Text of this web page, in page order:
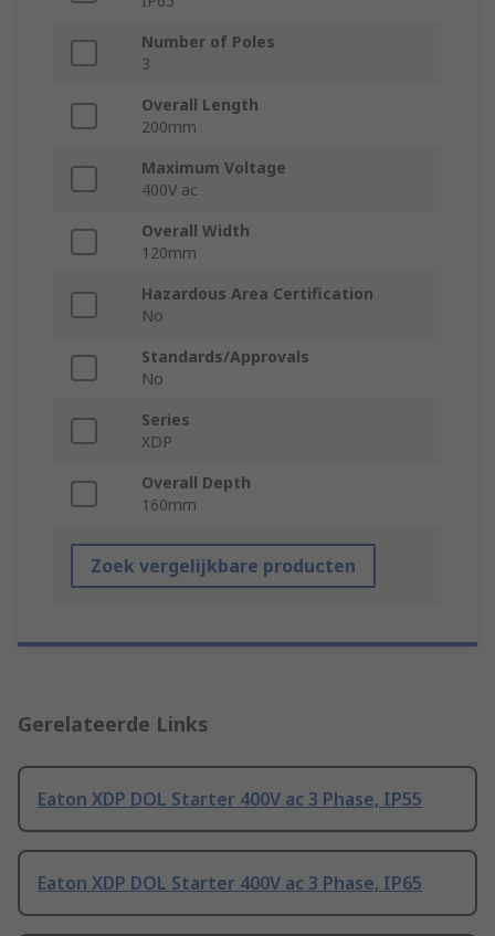
Number of Poles
3
Overall Length
200mm
Maximum Voltage
400V ac
Overall Width
120mm
Hazardous Area Certification
No
Standards/Approvals
No
Series
XDP
Overall Depth
160mm
Zoek vergelijkbare producten
Gerelateerde Links
Eaton XDP DOL Starter 400V ac 3 Phase, IP55
Eaton XDP DOL Starter 400V ac 3 Phase, IP65